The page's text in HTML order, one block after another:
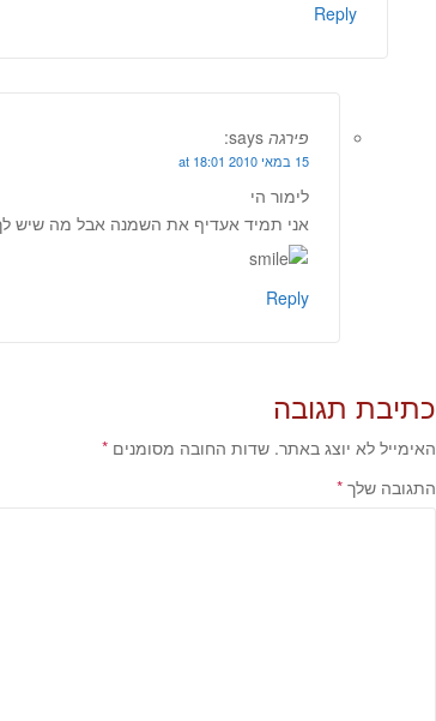
Reply
פירגה says:
15 במאי 2010 at 18:01
לימור הי
אני תמיד אעדיף את השמנה אבל מה שיש
Reply
כתיבת תגובה
האימייל לא יוצג באתר. שדות החובה מסומנים *
התגובה שלך *